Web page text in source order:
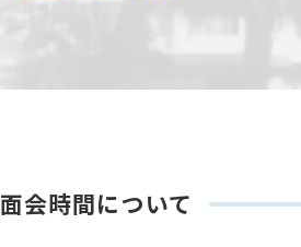
面会時間について